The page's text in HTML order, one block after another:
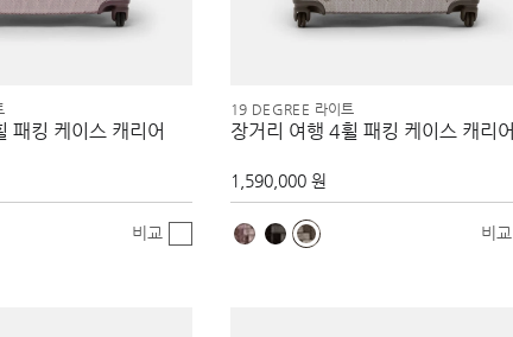
패킹 케이스 캐리어
비교
19 DEGREE 라이트
장거리 여행 4휠 패킹 케이스 캐리어
1,590,000 원
비교